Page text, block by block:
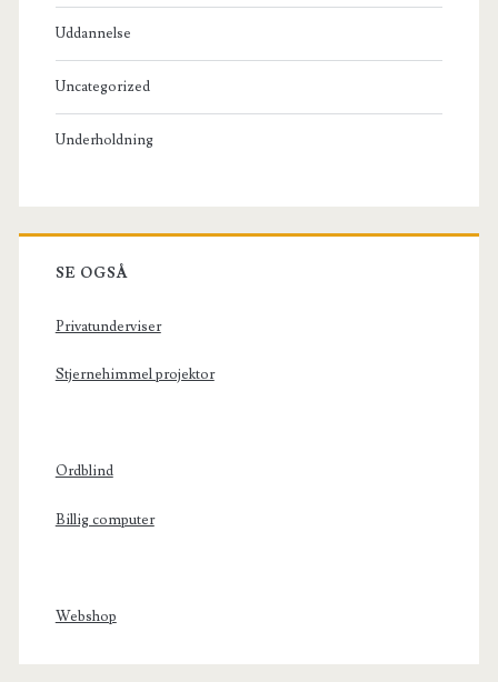
Uddannelse
Uncategorized
Underholdning
SE OGSÅ
Privatunderviser
Stjernehimmel projektor
Ordblind
Billig computer
Webshop